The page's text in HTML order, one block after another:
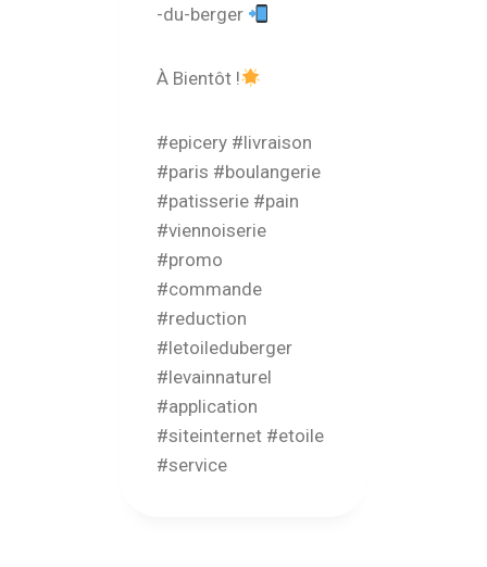
-du-berger
À Bientôt !
#epicery #livraison
#paris #boulangerie
#patisserie #pain
#viennoiserie
#promo
#commande
#reduction
#letoileduberger
#levainnaturel
#application
#siteinternet #etoile
#service